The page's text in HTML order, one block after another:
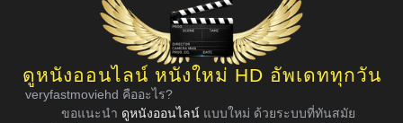
ดูหนังออนไลน์ หนังใหม่ HD อัพเดททุกวัน
veryfastmoviehd คืออะไร?
ขอแนะนำ ดูหนังออนไลน์ แบบใหม่ ด้วยระบบที่ทันสมัย